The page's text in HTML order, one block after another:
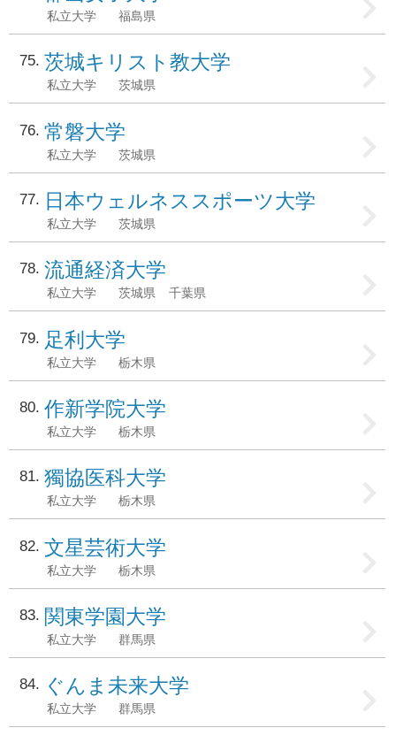
私立大学 福島県
75 茨城キリスト教大学
私立大学 茨城県
76 常磐大学
私立大学 茨城県
77 日本ウェルネススポーツ大学
私立大学 茨城県
78 流通経済大学
私立大学 茨城県 千葉県
79 足利大学
私立大学 栃木県
80 作新学院大学
私立大学 栃木県
81 獨協医科大学
私立大学 栃木県
82 文星芸術大学
私立大学 栃木県
83 関東学園大学
私立大学 群馬県
84 ぐんま未来大学
私立大学 群馬県